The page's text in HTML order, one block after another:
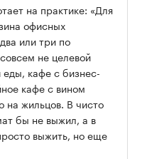
на практике: «Для
офисных
или три по
не целевой
еды, кафе с бизнес-
кафе с вином
на жильцов. В чисто
бы не выжил, а в
выжить, но еще